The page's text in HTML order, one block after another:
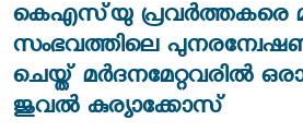
കെഎസ്‌യു പ്രവര്‍ത്തകരെ
സംഭവത്തിലെ
ചെയ്ത് മര്‍ദനമേറ്റവരില്‍
ജുവല്‍ കുര്യാക്കോസ്